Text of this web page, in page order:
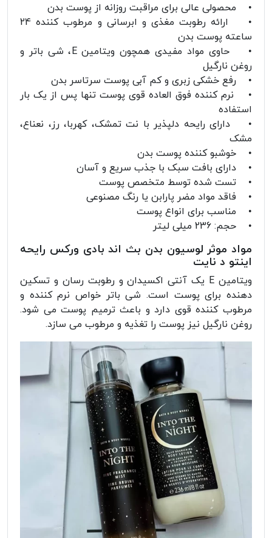
• محصولی عالی برای مراقبت روزانه از پوست بدن
• ارائه رطوبت مغذی و ابرسانی و مرطوب کننده 24
ساعته پوست بدن
• حاوی مواد مفیدی همچون ویتامین E، شی باتر و
روغن نارگیل
• رفع خشکی زبری و کم آبی پوست سرتاسر بدن
• نرم کننده فوق العاده قوی پوست تنها پس از یک بار
استفاده
• دارای رایحه دلپذیر با نت تمشک، کهربا، رز، نعناع،
مشک
• خوشبو کننده پوست بدن
• دارای بافت سبک با جذب سریع و آسان
• تست شده توسط متخصص پوست
• فاقد مواد مضر پارابن یا رنگ مصنوعی
• مناسب برای انواع پوست
• حجم: 236 میلی لیتر
مواد موثر لوسیون بدن بث اند بادی ورکس رایحه
اینتو د نایت
ویتامین E یک آنتی اکسیدان و رطوبت رسان و تسکین
دهنده برای پوست است. شی باتر خواص نرم کننده و
مرطوب کننده قوی دارد و باعث ترمیم پوست می شود.
روغن نارگیل نیز پوست را تغذیه و مرطوب می سازد.